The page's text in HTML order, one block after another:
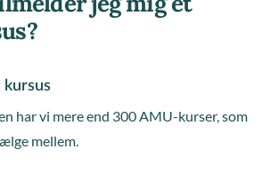
kursus
har vi mere end 300 AMU-kurser, som
mellem.